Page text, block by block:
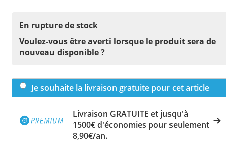
En rupture de stock
Voulez-vous être averti lorsque le produit sera de
nouveau disponible ?
Je souhaite la livraison gratuite pour cet article
Livraison GRATUITE et jusqu'à
1500€ d'économies pour seulement
8,90€/an.